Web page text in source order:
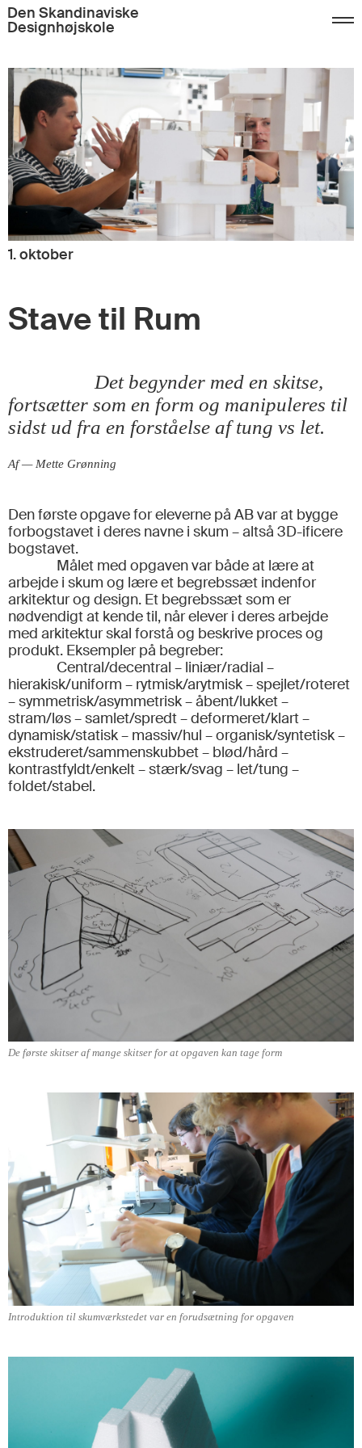
Den Skandinaviske
Designhøjskole
1. oktober
Stave til Rum
Det begynder med en skitse,
fortsætter som en form og manipuleres til
sidst ud fra en forståelse af tung vs let.
Af — Mette Grønning
Den første opgave for eleverne på AB var at bygge
forbogstavet i deres navne i skum – altså 3D-ificere
bogstavet.
Målet med opgaven var både at lære at
arbejde i skum og lære et begrebssæt indenfor
arkitektur og design. Et begrebssæt som er
nødvendigt at kende til, når elever i deres arbejde
med arkitektur skal forstå og beskrive proces og
produkt. Eksempler på begreber:
Central/decentral – liniær/radial –
hierakisk/uniform – rytmisk/arytmisk – spejlet/roteret
– symmetrisk/asymmetrisk – åbent/lukket –
stram/løs – samlet/spredt – deformeret/klart –
dynamisk/statisk – massiv/hul – organisk/syntetisk –
ekstruderet/sammenskubbet – blød/hård –
kontrastfyldt/enkelt – stærk/svag – let/tung –
foldet/stabel.
De første skitser af mange skitser for at opgaven kan tage form
Introduktion til skumværkstedet var en forudsætning for opgaven